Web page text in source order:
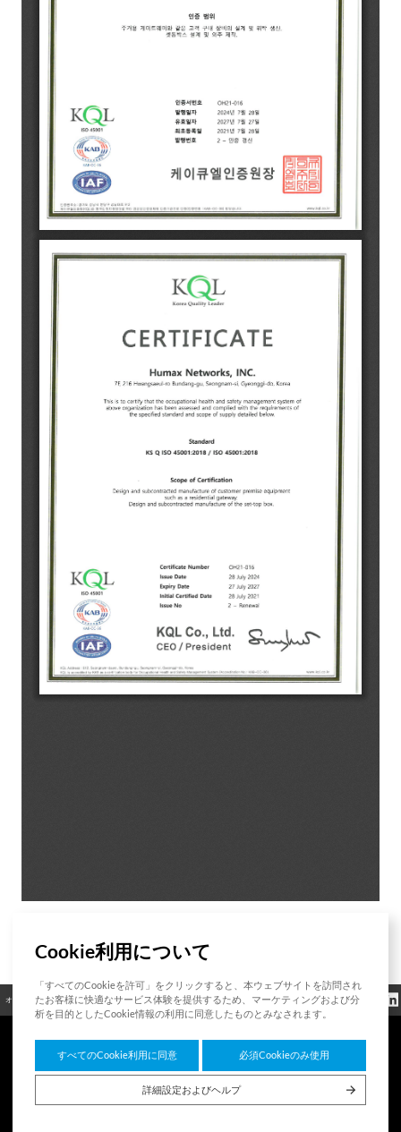
オープンソース 認証 お問い合わせ
クッキーポリシ
ー
規制情報
7F HUMAX Village, 216, Hwangsaeul-ro, Bundang-gu, Seongnam-si, Gyeonggi-do,
Cookie利用について
「すべてのCookieを許可」をクリックすると、本ウェブサイトを訪問され
たお客様に快適なサービス体験を提供するため、マーケティングおよび分
析を目的としたCookie情報の利用に同意したものとみなされます。
すべてのCookie利用に同意 必須Cookieのみ使用
詳細設定およびヘルプ